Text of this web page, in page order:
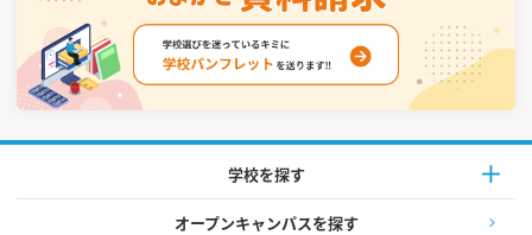
学校を探す
オープンキャンパスを探す